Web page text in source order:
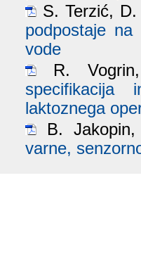
S. Terzić,
podpostaje na
vode
R.
specifikacija
laktoznega
B.
varne,